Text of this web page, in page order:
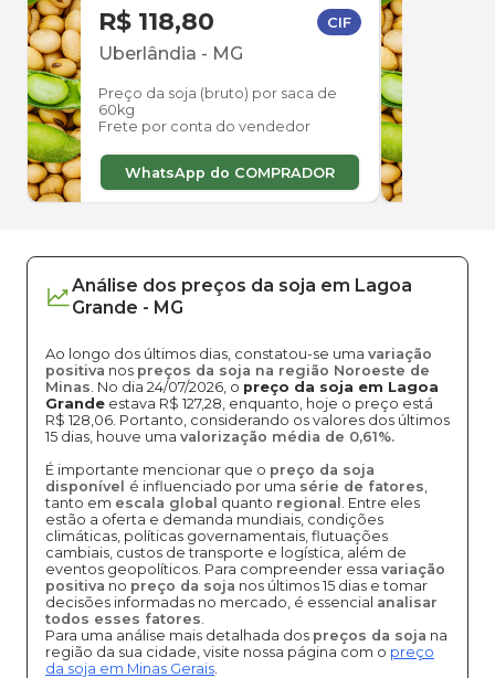
R$ 118,80 CIF
Uberlândia - MG
Preço da soja (bruto) por saca de
60kg
Frete por conta do vendedor
WhatsApp do COMPRADOR
Análise dos preços da soja em Lagoa
Grande - MG
Ao longo dos últimos dias, constatou-se uma variação
positiva nos preços da soja na região Noroeste de
Minas. No dia 24/07/2026, o preço da soja em Lagoa
Grande estava R$ 127,28, enquanto, hoje o preço está
R$ 128,06. Portanto, considerando os valores dos últimos
15 dias, houve uma valorização média de 0,61%.
É importante mencionar que o preço da soja
disponível é influenciado por uma série de fatores,
tanto em escala global quanto regional . Entre eles
estão a oferta e demanda mundiais, condições
climáticas, políticas governamentais, flutuações
cambiais, custos de transporte e logística, além de
eventos geopolíticos. Para compreender essa variação
positiva no preço da soja nos últimos 15 dias e tomar
decisões informadas no mercado, é essencial analisar
todos esses fatores.
Para uma análise mais detalhada dos preços da soja na
região da sua cidade, visite nossa página com o preço
da soja em Minas Gerais.